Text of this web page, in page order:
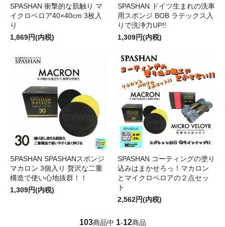
SPASHAN 衝撃的な肌触り マ
イクロベロア40×40cm 3枚入
り
1,869円(内税)
SPASHAN ドイツ生まれの洗車
用スポンジ BOB ラテックス入
りで洗浄力UP!!
1,309円(内税)
SPASHAN SPASHANスポンジ
マカロン 3個入り 贅沢な二重
構造で使い心地抜群！！
1,309円(内税)
SPASHAN コーティングの塗り
込みはまかせろっ！マカロン
とマイクロベロアの２点セッ
ト
2,562円(内税)
103商品中 1-12商品